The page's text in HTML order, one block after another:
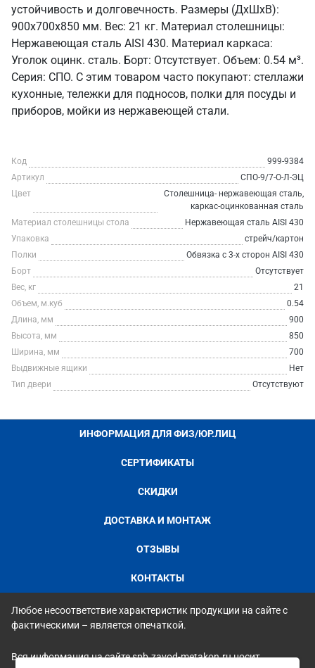
устойчивость и долговечность. Размеры (ДхШхВ):
900x700x850 мм. Вес: 21 кг. Материал столешницы:
Нержавеющая сталь AISI 430. Материал каркаса:
Уголок оцинк. сталь. Борт: Отсутствует. Объем: 0.54 м³.
Серия: СПО. С этим товаром часто покупают: стеллажи
кухонные, тележки для подносов, полки для посуды и
приборов, мойки из нержавеющей стали.
Код
999-9384
Артикул
СПО-9/7-О-Л-ЭЦ
Цвет
Столешница- нержавеющая сталь,
каркас-оцинкованная сталь
Материал столешницы стола
Нержавеющая сталь AISI 430
Упаковка
стрейч/картон
Полки
Обвязка с 3-х сторон AISI 430
Борт
Отсутствует
Вес, кг
21
Объем, м.куб
0.54
Длина, мм
900
Высота, мм
850
Ширина, мм
700
Выдвижные ящики
Нет
Тип двери
Отсутствуют
ИНФОРМАЦИЯ ДЛЯ ФИЗ/ЮР.ЛИЦ
СЕРТИФИКАТЫ
СКИДКИ
ДОСТАВКА И МОНТАЖ
ОТЗЫВЫ
КОНТАКТЫ
Любое несоответствие характеристик продукции на сайте с
фактическими – является опечаткой.
Вся информация на сайте spb.zavod-metakon.ru носит